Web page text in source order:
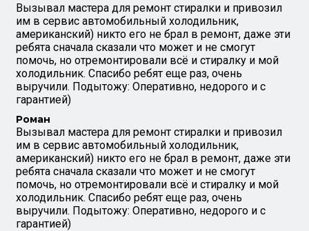
Вызывал мастера для ремонт стиралки и привозил
им в сервис автомобильный холодильник,
американский) никто его не брал в ремонт, даже эти
ребята сначала сказали что может и не смогут
помочь, но отремонтировали всё и стиралку и мой
холодильник. Спасибо ребят еще раз, очень
выручили. Подытожу: Оперативно, недорого и с
гарантией)
Роман
Вызывал мастера для ремонт стиралки и привозил
им в сервис автомобильный холодильник,
американский) никто его не брал в ремонт, даже эти
ребята сначала сказали что может и не смогут
помочь, но отремонтировали всё и стиралку и мой
холодильник. Спасибо ребят еще раз, очень
выручили. Подытожу: Оперативно, недорого и с
гарантией)